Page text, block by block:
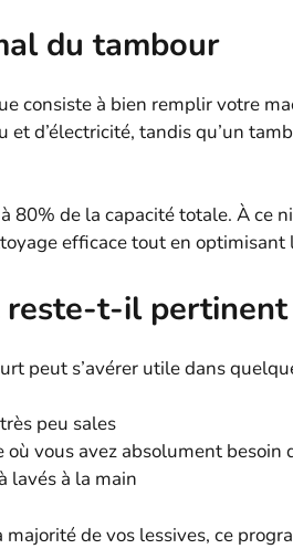
du tambour
consiste à bien remplir votre
et d’électricité, tandis qu’un
80% de la capacité totale. À ce
efficace tout en optimisant
reste-t-il pertinent
peut s’avérer utile dans
peu sales
vous avez absolument besoin
lavés à la main
de vos lessives, ce